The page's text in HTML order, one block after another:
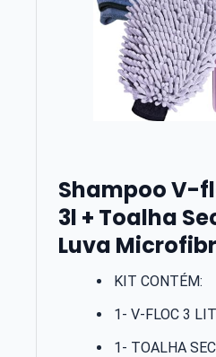
Shampoo V-
3l + Toalha
Luva
KIT CONTÉM:
1- V-FLOC 3
1- TOALHA